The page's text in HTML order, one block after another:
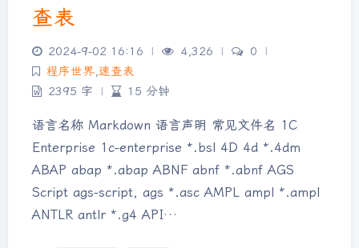
查表
2024-9-02 16:16 | 4,326 | 0
|
程序世界,速查表
2395 字
| 15 分钟
语言名称 Markdown 语言声明 常见文件名 1C
Enterprise 1c-enterprise *.bsl 4D 4d *.4dm
ABAP abap *.abap ABNF abnf *.abnf AGS
Script ags-script, ags *.asc AMPL ampl *.ampl
ANTLR antlr *.g4 API…